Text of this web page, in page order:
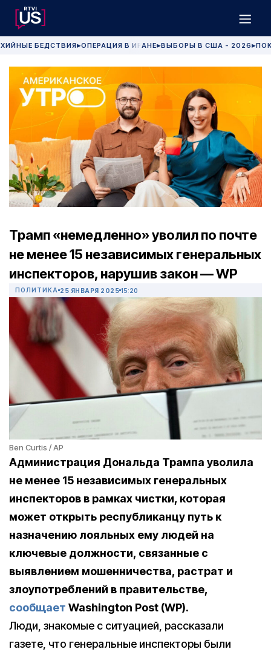
БЕДСТВИЯ▶ОПЕРАЦИЯ В ИРАНЕ▶ВЫБОРЫ В США - 2026 ▶
Трамп «немедленно» уволил по почте
не менее 15 независимых генеральных
инспекторов, нарушив закон — WP
ПОЛИТИКА 25 ЯНВАРЯ 2025 15:20
Ben Curtis / AP
Администрация Дональда Трампа уволила
не менее 15 независимых генеральных
инспекторов в рамках чистки, которая
может открыть республиканцу путь к
назначению лояльных ему людей на
ключевые должности, связанные с
выявлением мошенничества, растрат и
злоупотреблений в правительстве,
сообщает Washington Post (WP).
Люди, знакомые с ситуацией, рассказали
газете, что генеральные инспекторы были